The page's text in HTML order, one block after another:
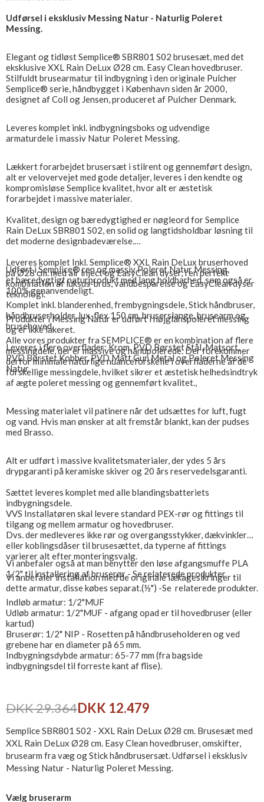
Udførsel i eksklusiv Messing Natur - Naturlig Poleret
Messing.
Elegant og tidløst Semplice® SBR801 S02 brusesæt, med det
eksklusive XXL Rain DeLux Ø28 cm. Easy Clean hovedbruser.
Stilfuldt brusearmatur til indbygning i den originale Pulcher
Semplice® serie, håndbygget i København siden år 2000,
designet af Coll og Jensen, produceret af Pulcher Denmark.
Leveres komplet inkl. indbygningsboks og udvendige
armaturdele i massiv Natur Poleret Messing.
Lækkert forarbejdet brusersæt i stilrent og gennemført design,
alt er velovervejet med gode detaljer, leveres i den kendte og
kompromisløse Semplice kvalitet, hvor alt er æstetisk
forarbejdet i massive materialer.
Kvalitet, design og bæredygtighed er nøgleord for Semplice
Rain DeLux SBR801 S02, en solid og langtidsholdbar løsning til
det moderne designbadeværelse.
Leveres komplet Inkl. Semplice® XXL Rain DeLux bruserhoved
på Ø28 cm. med air inject og EasyClean dyser, i en perfekt
kombination af luksus-brus, vandbesparelse og EasyClean dyser
teknologi.
Komplet inkl. blanderenhed, frembygningsdele, Stick håndbruser,
håndbruserholder, lux-flex 150 cm. bruserslange, brusearm og
brusehoved.
Leveres i flere overflader: Krom, PVD Børstet Stål, Matsort,
PVD Børstet Kobber, PVD Matt Gun Metal og Poleret Messing
Natur
Udført i Semplice® ren og massiv Poleret Natur Messing,
et bæredygtigt naturprodukt med lang holdbarhed, som også er
100% genanvendeligt.
Produkter i Messing Natur er udført i højglanspoleret messing
og er ikke lakeret.
Alle vores produkter fra SEMPLICE® er en kombination af flere
messingdele, der er massive og håndpolerede. Der forekommer
derfor minimale naturlige nuanceforskelle i overfladerne af de
forskellige messingdele, hvilket sikrer et æstetisk helhedsindtryk
af ægte poleret messing og gennemført kvalitet.,
Messing materialet vil patinere når det udsættes for luft, fugt
og vand. Hvis man ønsker at alt fremstår blankt, kan der pudses
med Brasso.
Alt er udført i massive kvalitetsmaterialer, der ydes 5 års
drypgaranti på keramiske skiver og 20 års reservedelsgaranti.
Sættet leveres komplet med alle blandingsbatteriets
indbygningsdele.
VVS Installatøren skal levere standard PEX-rør og fittings til
tilgang og mellem armatur og hovedbruser.
Dvs. der medleveres ikke rør og overgangsstykker, dækvinkler
eller koblingsdåser til brusesættet, da typerne af fittings
varierer alt efter monteringsvalg.
Vi anbefaler installation med de originale lækagesikringer til
dette armatur, disse købes separat.(½") -Se relaterede produkter.
Vi anbefaler også at man benytter den løse afgangsmuffe PLA
1/2" til installering af bruserør - Se relaterede produkter
Indløb armatur: 1/2"MUF
Udløb armatur: 1/2"MUF - afgang opad er til hovedbruser (eller
kartud)
Bruserør: 1/2" NIP - Rosetten på håndbruseholderen og ved
grebene har en diameter på 65 mm.
Indbygningsdybde armatur: 65-77 mm (fra bagside
indbygningsdel til forreste kant af flise).
DKK 29.364DKK 12.479
Semplice SBR801 S02 - XXL Rain DeLux Ø28 cm. Brusesæt med
XXL Rain DeLux Ø28 cm. Easy Clean hovedbruser, omskifter,
brusearm fra væg og Stick håndbrusersæt. Udførsel i eksklusiv
Messing Natur - Naturlig Poleret Messing.
Vælg bruserarm